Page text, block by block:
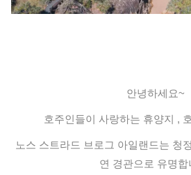
안녕하세요~
호주인들이 사랑하는 휴양지 ,
노스 스트라드 브로그 아일랜드는 청
연 경관으로 유명합